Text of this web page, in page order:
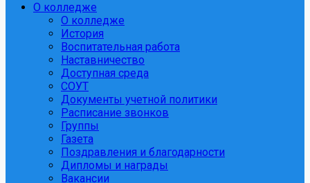
О колледже
О колледже
История
Воспитательная работа
Наставничество
Доступная среда
СОУТ
Документы учетной политики
Расписание звонков
Группы
Газета
Поздравления и благодарности
Дипломы и награды
Вакансии